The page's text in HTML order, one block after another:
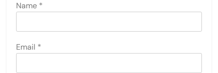
Name *
Email *